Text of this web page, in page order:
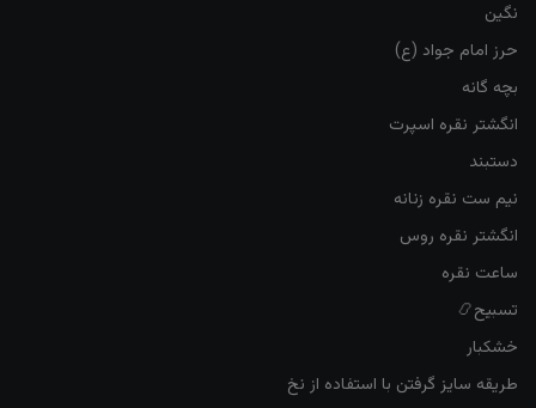
نگین
حرز امام جواد (ع)
بچه گانه
انگشتر نقره اسپرت
دستبند
نیم ست نقره زنانه
انگشتر نقره روس
ساعت نقره
تسبیح📿
خشکبار
طریقه سایز گرفتن با استفاده از نخ